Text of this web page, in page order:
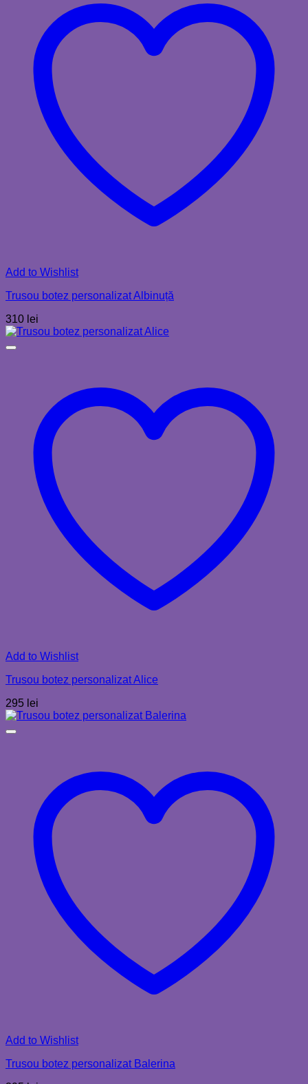
Add to Wishlist
Trusou botez personalizat Albinuță
310 lei
Add to Wishlist
Trusou botez personalizat Alice
295 lei
Add to Wishlist
Trusou botez personalizat Balerina